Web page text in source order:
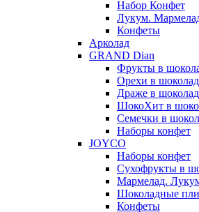
Набор Конфет
Лукум.
Конфеты
Арколад
GRAND Dian
Фрукты в
Орехи в
Драже в
ШокоХит в
Семечки в
Наборы конфет
JOYCO
Наборы конфет
Сухофрукты в
Мармелад.
Шоколадные
Конфеты